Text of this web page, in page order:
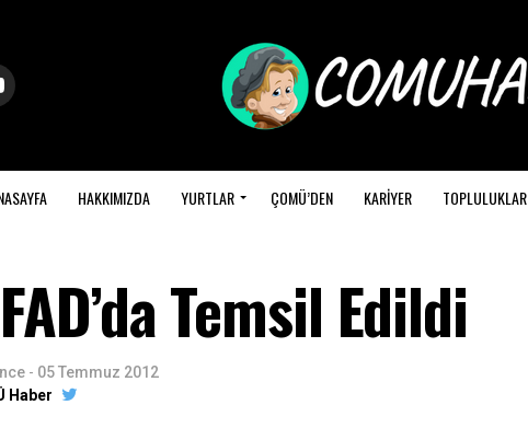
HAKKIMIZDA YURTLAR ÇOMÜ’DEN KARİYER TOPLULUKLAR
Temsil Edildi
- 05 Temmuz 2012
Haber